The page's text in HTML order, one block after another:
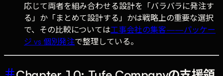
応じて両者を組み合わせる設計を「バラバラに発注す
る」か「まとめて設計する」かは戦略上の重要な選択
で、その比較については工事会社の集客——パッケー
ジ vs 個別発注で整理している。